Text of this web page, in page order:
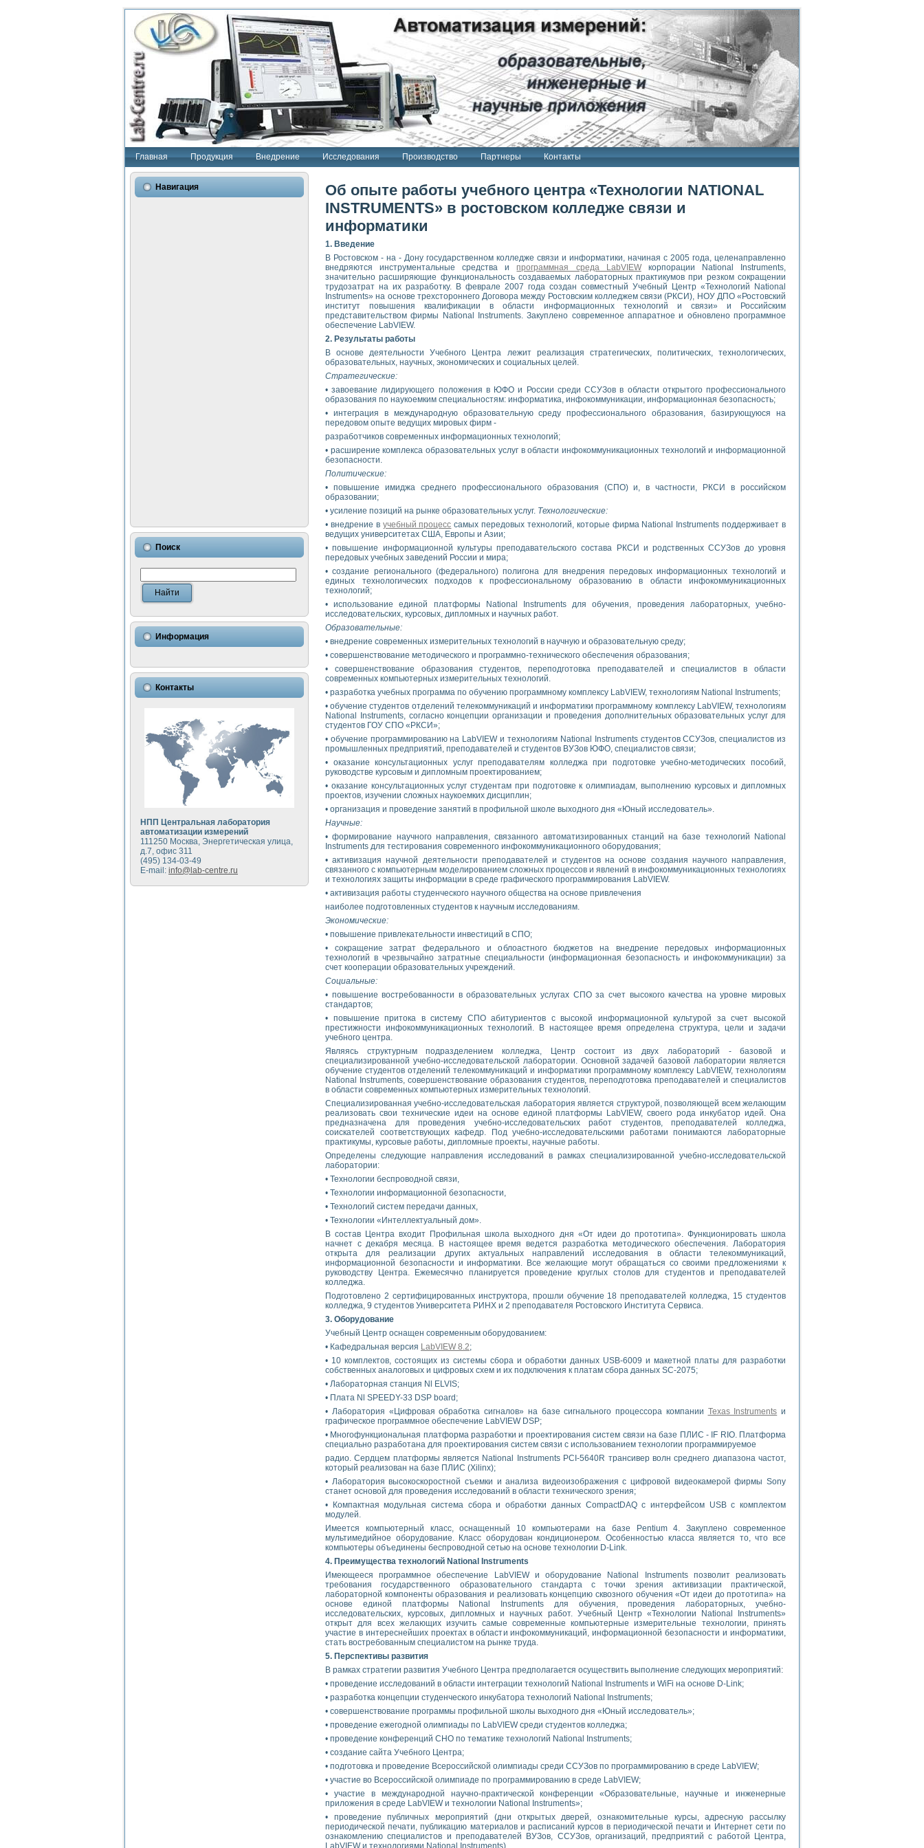
Главная Продукция Внедрение Исследования Производство Партнеры Контакты
Навигация
Поиск
Информация
Контакты
НПП Центральная лаборатория
автоматизации измерений
111250 Москва, Энергетическая улица,
д.7, офис 311
(495) 134-03-49
E-mail: info@lab-centre.ru
Об опыте работы учебного центра «Технологии NATIONAL
INSTRUMENTS» в ростовском колледже связи и
информатики
1. Введение
В Ростовском - на - Дону государственном колледже связи и информатики, начиная с 2005 года, целенаправленно
внедряются инструментальные средства ипрограммная среда LabVIEWкорпорации National Instruments,
значительно расширяющие функциональность создаваемых лабораторных практикумов при резком сокращении
трудозатрат на их разработку. В феврале 2007 года создан совместный Учебный Центр «Технологий National
Instruments» на основе трехстороннего Договора между Ростовским колледжем связи (РКСИ), НОУ ДПО «Ростовский
институт повышения квалификации в области информационных технологий и связи» и Российским
представительством фирмы National Instruments. Закуплено современное аппаратное и обновлено программное
обеспечение LabVIEW.
2. Результаты работы
В основе деятельности Учебного Центра лежит реализация стратегических, политических, технологических,
образовательных, научных, экономических и социальных целей.
Стратегические:
• завоевание лидирующего положения в ЮФО и России среди ССУЗов в области открытого профессионального
образования по наукоемким специальностям: информатика, инфокоммуникации, информационная безопасность;
• интеграция в международную образовательную среду профессионального образования, базирующуюся на
передовом опыте ведущих мировых фирм -
разработчиков современных информационных технологий;
• расширение комплекса образовательных услуг в области инфокоммуникационных технологий и информационной
безопасности.
Политические:
• повышение имиджа среднего профессионального образования (СПО) и, в частности, РКСИ в российском
образовании;
• усиление позиций на рынке образовательных услуг. Технологические:
• внедрение в учебный процесс самых передовых технологий, которые фирма National Instruments поддерживает в
ведущих университетах США, Европы и Азии;
• повышение информационной культуры преподавательского состава РКСИ и родственных ССУЗов до уровня
передовых учебных заведений России и мира;
• создание регионального (федерального) полигона для внедрения передовых информационных технологий и
единых технологических подходов к профессиональному образованию в области инфокоммуникационных
технологий;
• использование единой платформы National Instruments для обучения, проведения лабораторных, учебно-
исследовательских, курсовых, дипломных и научных работ.
Образовательные:
• внедрение современных измерительных технологий в научную и образовательную среду;
• совершенствование методического и программно-технического обеспечения образования;
• совершенствование образования студентов, переподготовка преподавателей и специалистов в области
современных компьютерных измерительных технологий.
• разработка учебных программа по обучению программному комплексу LabVIEW, технологиям National Instruments;
• обучение студентов отделений телекоммуникаций и информатики программному комплексу LabVIEW, технологиям
National Instruments, согласно концепции организации и проведения дополнительных образовательных услуг для
студентов ГОУ СПО «РКСИ»;
• обучение программированию на LabVIEW и технологиям National Instruments студентов ССУЗов, специалистов из
промышленных предприятий, преподавателей и студентов ВУЗов ЮФО, специалистов связи;
• оказание консультационных услуг преподавателям колледжа при подготовке учебно-методических пособий,
руководстве курсовым и дипломным проектированием;
• оказание консультационных услуг студентам при подготовке к олимпиадам, выполнению курсовых и дипломных
проектов, изучении сложных наукоемких дисциплин;
• организация и проведение занятий в профильной школе выходного дня «Юный исследователь».
Научные:
• формирование научного направления, связанного автоматизированных станций на базе технологий National
Instruments для тестирования современного инфокоммуникационного оборудования;
• активизация научной деятельности преподавателей и студентов на основе создания научного направления,
связанного с компьютерным моделированием сложных процессов и явлений в инфокоммуникационных технологиях
и технологиях защиты информации в среде графического программирования LabVIEW.
• активизация работы студенческого научного общества на основе привлечения
наиболее подготовленных студентов к научным исследованиям.
Экономические:
• повышение привлекательности инвестиций в СПО;
• сокращение затрат федерального и облоастного бюджетов на внедрение передовых информационных
технологий в чрезвычайно затратные специальности (информационная безопасность и инфокоммуникации) за
счет кооперации образовательных учреждений.
Социальные:
• повышение востребованности в образовательных услугах СПО за счет высокого качества на уровне мировых
стандартов;
• повышение притока в систему СПО абитуриентов с высокой информационной культурой за счет высокой
престижности инфокоммуникационных технологий. В настоящее время определена структура, цели и задачи
учебного центра.
Являясь структурным подразделением колледжа, Центр состоит из двух лабораторий - базовой и
специализированной учебно-исследовательской лаборатории. Основной задачей базовой лаборатории является
обучение студентов отделений телекоммуникаций и информатики программному комплексу LabVIEW, технологиям
National Instruments, совершенствование образования студентов, переподготовка преподавателей и специалистов
в области современных компьютерных измерительных технологий.
Специализированная учебно-исследовательская лаборатория является структурой, позволяющей всем желающим
реализовать свои технические идеи на основе единой платформы LabVIEW, своего рода инкубатор идей. Она
предназначена для проведения учебно-исследовательских работ студентов, преподавателей колледжа,
соискателей соответствующих кафедр. Под учебно-исследовательскими работами понимаются лабораторные
практикумы, курсовые работы, дипломные проекты, научные работы.
Определены следующие направления исследований в рамках специализированной учебно-исследовательской
лаборатории:
• Технологии беспроводной связи,
• Технологии информационной безопасности,
• Технологий систем передачи данных,
• Технологии «Интеллектуальный дом».
В состав Центра входит Профильная школа выходного дня «От идеи до прототипа». Функционировать школа
начнет с декабря месяца. В настоящее время ведется разработка методического обеспечения. Лаборатория
открыта для реализации других актуальных направлений исследования в области телекоммуникаций,
информационной безопасности и информатики. Все желающие могут обращаться со своими предложениями к
руководству Центра. Ежемесячно планируется проведение круглых столов для студентов и преподавателей
колледжа.
Подготовлено 2 сертифицированных инструктора, прошли обучение 18 преподавателей колледжа, 15 студентов
колледжа, 9 студентов Университета РИНХ и 2 преподавателя Ростовского Института Сервиса.
3. Оборудование
Учебный Центр оснащен современным оборудованием:
• Кафедральная версия LabVIEW 8.2;
• 10 комплектов, состоящих из системы сбора и обработки данных USB-6009 и макетной платы для разработки
собственных аналоговых и цифровых схем и их подключения к платам сбора данных SC-2075;
• Лабораторная станция Nl ELVIS;
• Плата Nl SPEEDY-33 DSP board;
• Лаборатория «Цифровая обработка сигналов» на базе сигнального процессора компании Texas Instruments и
графическое программное обеспечение LabVIEW DSP;
• Многофункциональная платформа разработки и проектирования систем связи на базе ПЛИС - IF RIO. Платформа
специально разработана для проектирования систем связи с использованием технологии программируемое
радио. Сердцем платформы является National Instruments PCI-5640R трансивер волн среднего диапазона частот,
который реализован на базе ПЛИС (Xilinx);
• Лаборатория высокоскоростной съемки и анализа видеоизображения с цифровой видеокамерой фирмы Sony
станет основой для проведения исследований в области технического зрения;
• Компактная модульная система сбора и обработки данных CompactDAQ с интерфейсом USB с комплектом
модулей.
Имеется компьютерный класс, оснащенный 10 компьютерами на базе Pentium 4. Закуплено современное
мультимедийное оборудование. Класс оборудован кондиционером. Особенностью класса является то, что все
компьютеры объединены беспроводной сетью на основе технологии D-Link.
4. Преимущества технологий National Instruments
Имеющееся программное обеспечение LabVIEW и оборудование National Instruments позволит реализовать
требования государственного образовательного стандарта с точки зрения активизации практической,
лабораторной компоненты образования и реализовать концепцию сквозного обучения «От идеи до прототипа» на
основе единой платформы National Instruments для обучения, проведения лабораторных, учебно-
исследовательских, курсовых, дипломных и научных работ. Учебный Центр «Технологии National Instruments»
открыт для всех желающих изучить самые современные компьютерные измерительные технологии, принять
участие в интереснейших проектах в области инфокоммуникаций, информационной безопасности и информатики,
стать востребованным специалистом на рынке труда.
5. Перспективы развития
В рамках стратегии развития Учебного Центра предполагается осуществить выполнение следующих мероприятий:
• проведение исследований в области интеграции технологий National Instruments и WiFi на основе D-Link;
• разработка концепции студенческого инкубатора технологий National Instruments;
• совершенствование программы профильной школы выходного дня «Юный исследователь»;
• проведение ежегодной олимпиады по LabVIEW среди студентов колледжа;
• проведение конференций СНО по тематике технологий National Instruments;
• создание сайта Учебного Центра;
• подготовка и проведение Всероссийской олимпиады среди ССУЗов по программированию в среде LabVIEW;
• участие во Всероссийской олимпиаде по программированию в среде LabVIEW;
• участие в международной научно-практической конференции «Образовательные, научные и инженерные
приложения в среде LabVIEW и технологии National Instruments»;
• проведение публичных мероприятий (дни открытых дверей, ознакомительные курсы, адресную рассылку
периодической печати, публикацию материалов и расписаний курсов в периодической печати и Интернет сети по
ознакомлению специалистов и преподавателей ВУЗов, ССУЗов, организаций, предприятий с работой Центра,